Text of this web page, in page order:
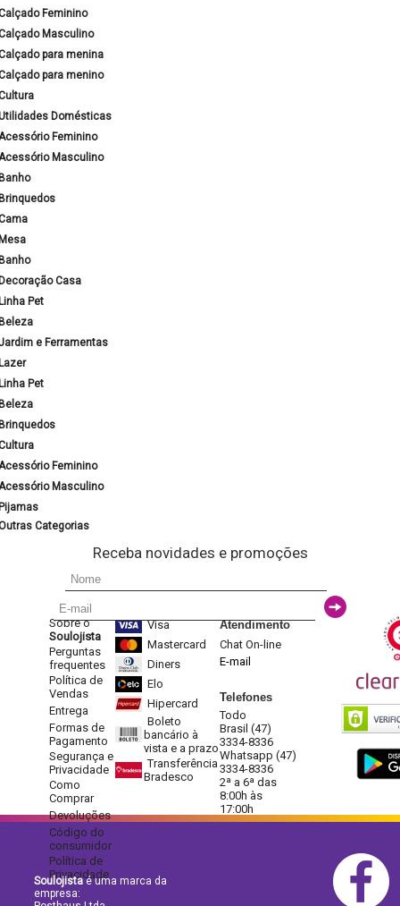
Feminino
Masculino
para menina
para menino
Domésticas
Feminino
Masculino
Casa
Pet
e Ferramentas
Pet
Feminino
Masculino
Categorias
Receba novidades e promoções
Sobre o
Soulojista
Perguntas
frequentes
Política de
Vendas
Entrega
Formas de
Pagamento
Segurança e
Privacidade
Como
Comprar
Devoluções
Código do
consumidor
Política de
Privacidade
Visa
Mastercard
Diners
Elo
Hipercard
Boleto
bancário à
vista e a prazo
Transferência
Bradesco
Atendimento
Chat On-line
E-mail
Telefones
Todo
Brasil (47)
3334-8336
Whatsapp (47)
3334-8336
2ª a 6ª das
8:00h às
17:00h
Soulojistaé uma marca da
empresa: